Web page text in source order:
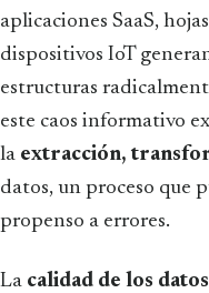
aplicaciones SaaS,
dispositivos IoT
estructuras
este caos informativo
la extracción,
datos, un proceso que
propenso a errores.
La calidad de los datos